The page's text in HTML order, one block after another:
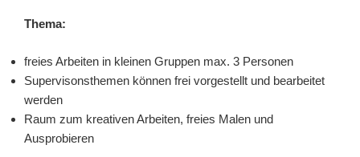
Thema:
freies Arbeiten in kleinen Gruppen max. 3 Personen
Supervisonsthemen können frei vorgestellt und bearbeitet
werden
Raum zum kreativen Arbeiten, freies Malen und
Ausprobieren